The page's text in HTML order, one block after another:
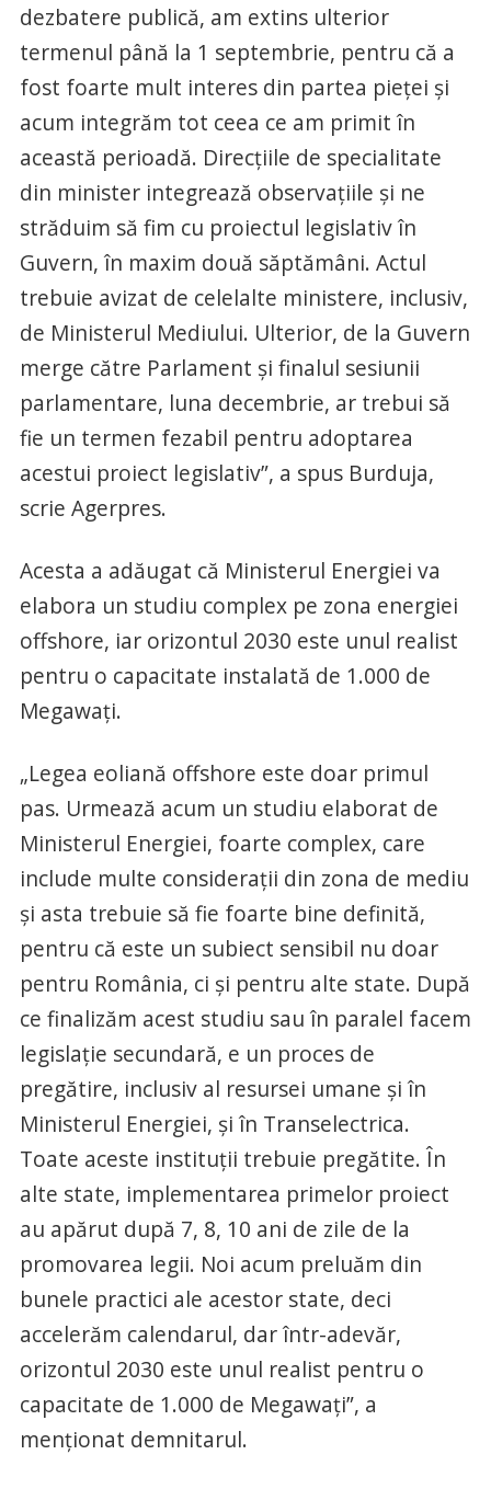
dezbatere publică, am extins ulterior
termenul până la 1 septembrie, pentru că a
fost foarte mult interes din partea pieţei şi
acum integrăm tot ceea ce am primit în
această perioadă. Direcţiile de specialitate
din minister integrează observaţiile şi ne
străduim să fim cu proiectul legislativ în
Guvern, în maxim două săptămâni. Actul
trebuie avizat de celelalte ministere, inclusiv,
de Ministerul Mediului. Ulterior, de la Guvern
merge către Parlament şi finalul sesiunii
parlamentare, luna decembrie, ar trebui să
fie un termen fezabil pentru adoptarea
acestui proiect legislativ”, a spus Burduja,
scrie Agerpres.
Acesta a adăugat că Ministerul Energiei va
elabora un studiu complex pe zona energiei
offshore, iar orizontul 2030 este unul realist
pentru o capacitate instalată de 1.000 de
Megawaţi.
„Legea eoliană offshore este doar primul
pas. Urmează acum un studiu elaborat de
Ministerul Energiei, foarte complex, care
include multe consideraţii din zona de mediu
şi asta trebuie să fie foarte bine definită,
pentru că este un subiect sensibil nu doar
pentru România, ci şi pentru alte state. După
ce finalizăm acest studiu sau în paralel facem
legislaţie secundară, e un proces de
pregătire, inclusiv al resursei umane şi în
Ministerul Energiei, şi în Transelectrica.
Toate aceste instituţii trebuie pregătite. În
alte state, implementarea primelor proiect
au apărut după 7, 8, 10 ani de zile de la
promovarea legii. Noi acum preluăm din
bunele practici ale acestor state, deci
accelerăm calendarul, dar într-adevăr,
orizontul 2030 este unul realist pentru o
capacitate de 1.000 de Megawaţi”, a
menţionat demnitarul.